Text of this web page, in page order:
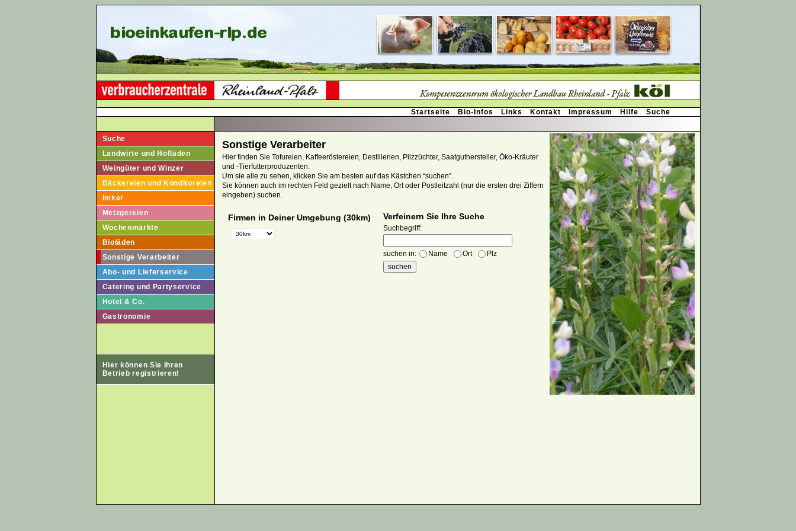
Startseite Bio-Infos Links Kontakt Impressum Hilfe Suche
Suche
Landwirte und Hofläden
Weingüter und Winzer
Bäckereien und Konditoreien
Imker
Metzgereien
Wochenmärkte
Bioläden
Sonstige Verarbeiter
Abo- und Lieferservice
Catering und Partyservice
Hotel & Co.
Gastronomie
Hier können Sie Ihren
Betrieb registrieren!
Sonstige Verarbeiter
Hier finden Sie Tofureien, Kaffeeröstereien, Destillerien, Pilzzüchter, Saatguthersteller, Öko-Kräuter
und -Tierfutterproduzenten.
Um sie alle zu sehen, klicken Sie am besten auf das Kästchen “suchen”.
Sie können auch im rechten Feld gezielt nach Name, Ort oder Postleitzahl (nur die ersten drei Ziffern
eingeben) suchen.
Firmen in Deiner Umgebung (30km) Verfeinern Sie Ihre Suche
Suchbegriff:
suchen in: Name Ort Plz